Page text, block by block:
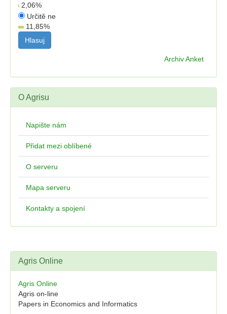
2,06%
Určitě ne
11,85%
Archiv Anket
O Agrisu
Napište nám
Přidat mezi oblíbené
O serveru
Mapa serveru
Kontakty a spojení
Agris Online
Agris Online
Agris on-line
Papers in Economics and Informatics